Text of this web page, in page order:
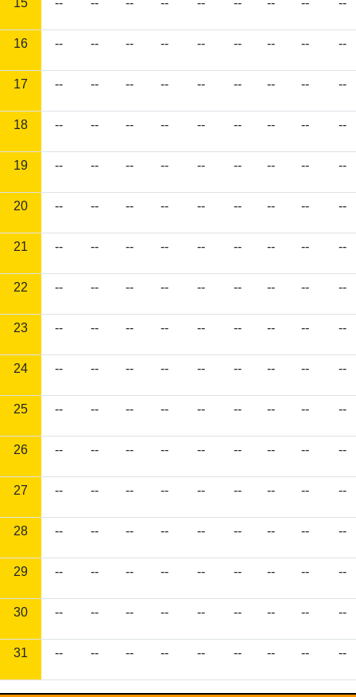
15 -- -- -- -- -- -- -- -- --
16 -- -- -- -- -- -- -- -- --
17 -- -- -- -- -- -- -- -- --
18 -- -- -- -- -- -- -- -- --
19 -- -- -- -- -- -- -- -- --
20 -- -- -- -- -- -- -- -- --
21 -- -- -- -- -- -- -- -- --
22 -- -- -- -- -- -- -- -- --
23 -- -- -- -- -- -- -- -- --
24 -- -- -- -- -- -- -- -- --
25 -- -- -- -- -- -- -- -- --
26 -- -- -- -- -- -- -- -- --
27 -- -- -- -- -- -- -- -- --
28 -- -- -- -- -- -- -- -- --
29 -- -- -- -- -- -- -- -- --
30 -- -- -- -- -- -- -- -- --
31 -- -- -- -- -- -- -- -- --